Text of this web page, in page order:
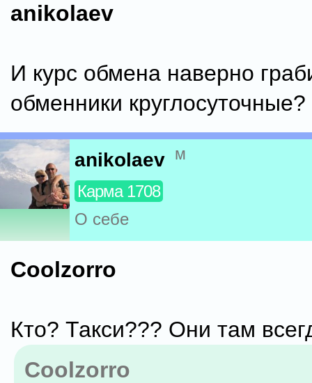
anikolaev
И курс обмена наверно
обменники круглосуточные?
anikolaev м
Карма 1708
О себе
Coolzorro
Кто? Такси??? Они там
Coolzorro